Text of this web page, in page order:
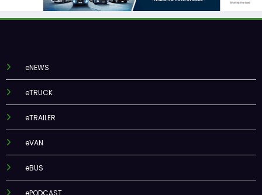
eNEWS
eTRUCK
eTRAILER
eVAN
eBUS
ePODCAST